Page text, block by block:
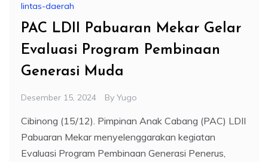
lintas-daerah
PAC LDII Pabuaran Mekar Gelar
Evaluasi Program Pembinaan
Generasi Muda
Desember 15, 2024 By Yugo
Cibinong (15/12). Pimpinan Anak Cabang (PAC) LDII
Pabuaran Mekar menyelenggarakan kegiatan
Evaluasi Program Pembinaan Generasi Penerus,